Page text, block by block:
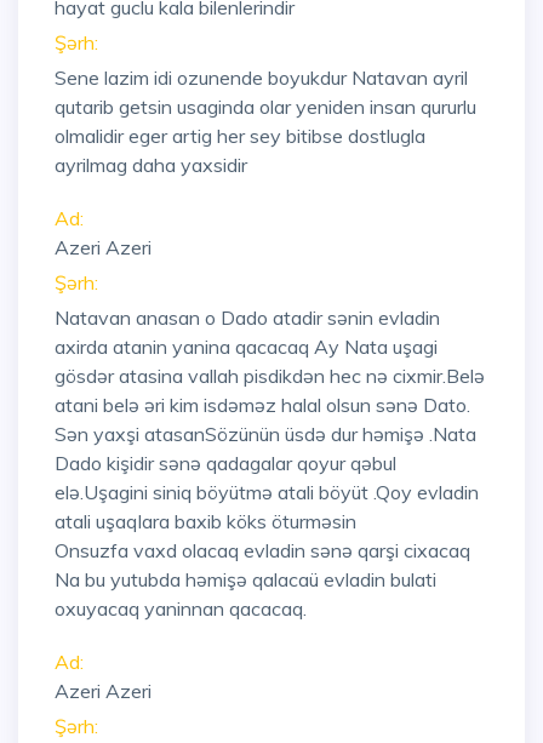
hayat guclu kala bilenlerindir
Şərh:
Sene lazim idi ozunende boyukdur Natavan ayril
qutarib getsin usaginda olar yeniden insan qururlu
olmalidir eger artig her sey bitibse dostlugla
ayrilmag daha yaxsidir
Ad:
Azeri Azeri
Şərh:
Natavan anasan o Dado atadir sənin evladin
axirda atanin yanina qacacaq Ay Nata uşagi
gösdər atasina vallah pisdikdən hec nə cixmir.Belə
atani belə əri kim isdəməz halal olsun sənə Dato.
Sən yaxşi atasanSözünün üsdə dur həmişə .Nata
Dado kişidir sənə qadagalar qoyur qəbul
elə.Uşagini siniq böyütmə atali böyüt .Qoy evladin
atali uşaqlara baxib köks öturməsin
Onsuzfa vaxd olacaq evladin sənə qarşi cixacaq
Na bu yutubda həmişə qalacaü evladin bulati
oxuyacaq yaninnan qacacaq.
Ad:
Azeri Azeri
Şərh: